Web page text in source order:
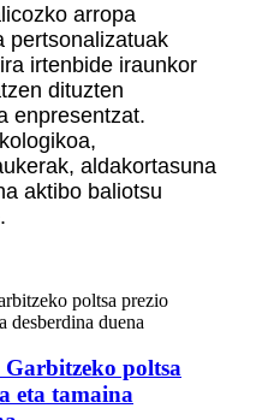
arropa
pertsonalizatuak
irtenbide iraunkor
dituzten
enpresentzat.
aldakortasuna
aktibo baliotsu
poltsa
eta tamaina